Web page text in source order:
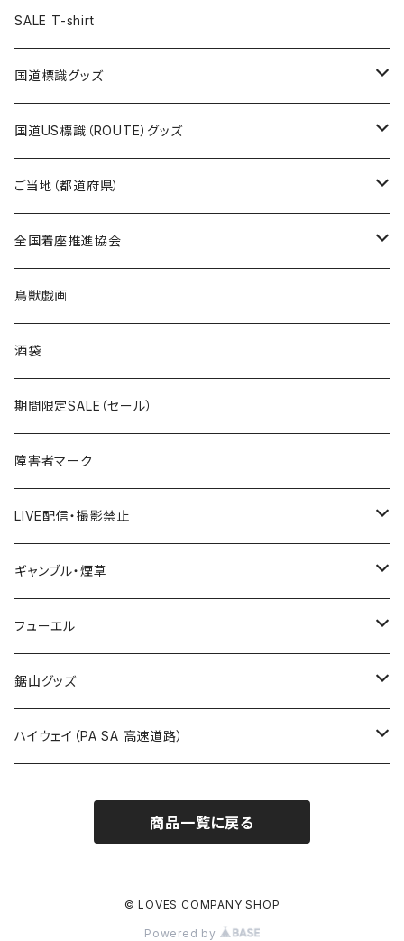
ランチバッグ
エコバッグ
クリアファイル
ステッカー
ホテルキーホルダー
モーテルキーホルダー
トートバッグ
マスク
エコバッグ
千葉ロッテマリーンズコラボ
ステッカー
モーテルキーホルダー
ホテルキーホルダー
トートバッグ
ステッカー
ホテルキーホルダー
キャップ
ステッカー
Tシャツ
ステッカー
ホテルキーホルダー
SALE T-shirt
国道標識グッズ
ステッカー
国道0～99号線
国道100～199号線
国道600～699号線
国道700～799号線
Tシャツ
キャップ
国道US標識（ROUTE）グッズ
ステッカー
ROUTE 0～99号線
ROUTE100～199号線
ROUTE600～699号線
ROUTE700～799号線
Tシャツ
ROUTE 0～99号線
ROUTE 100～199号線
ROUTE 600～699号線
ROUTE 700～799号線
キャップ
ROUTE 0～99号線
ROUTE 100～199号線
ROUTE 600～699号線
ROUTE 700～799号線
ご当地（都道府県）
北海道
青森県
岩手県
宮城県
秋田県
Tシャツ
ステッカー
山形県
福島県
茨城県
栃木県
群馬県
全国着座推進協会
ステッカー
鳥獣戯画
酒袋
期間限定SALE（セール）
障害者マーク
LIVE配信・撮影禁止
LIVE配信禁止
撮影禁止
ギャンブル・煙草
ホテルキーホルダー
たばこ・禁煙ステッカー
フューエル
ステッカー
鋸山グッズ
Tシャツ
ハイウェイ（PA SA 高速道路）
商品一覧に戻る
© LOVES COMPANY SHOP
Powered by